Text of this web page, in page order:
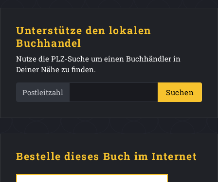
Unterstütze den lokalen
Buchhandel
Nutze die PLZ-Suche um einen Buchhändler in
Deiner Nähe zu finden.
Postleitzahl Suchen
Bestelle dieses Buch im Internet